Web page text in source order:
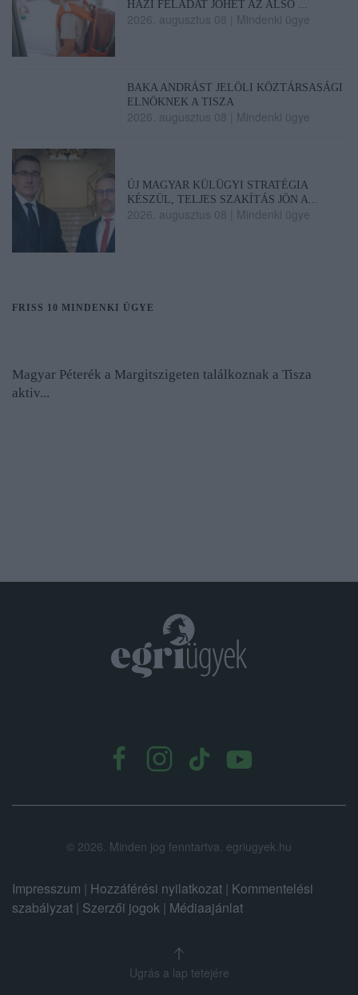
HÁZI FELADAT JÖHET AZ ALSÓ ...
2026. augusztus 08 Mindenki ügye
BAKA ANDRÁST JELÖLI KÖZTÁRSASÁGI
ELNÖKNEK A TISZA
2026. augusztus 08 Mindenki ügye
ÚJ MAGYAR KÜLÜGYI STRATÉGIA
KÉSZÜL, TELJES SZAKÍTÁS JÖN A...
2026. augusztus 08 Mindenki ügye
FRISS 10 MINDENKI ÜGYE
Magyar Péterék a Margitszigeten találkoznak a Tisza
aktiv...
© 2026. Minden jog fenntartva. egriugyek.hu
Impresszum | Hozzáférési nyilatkozat | Kommentelési
szabályzat | Szerzői jogok | Médiaajánlat
Ugrás a lap tetejére